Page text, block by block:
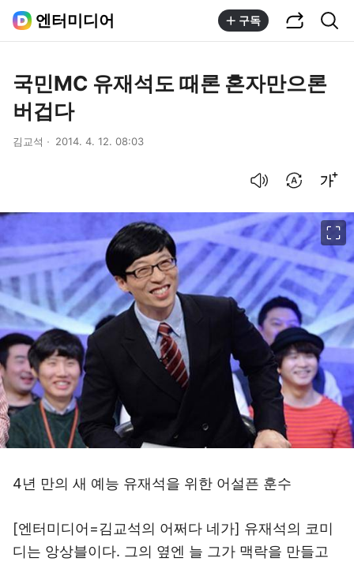
엔터미디어 구독
국민MC 유재석도 때론 혼자만으론
버겁다
김교석 2014. 4. 12. 08:03
4년 만의 새 예능 유재석을 위한 어설픈 훈수
[엔터미디어=김교석의 어쩌다 네가] 유재석의 코미
디는 앙상블이다. 그의 옆엔 늘 그가 맥락을 만들고